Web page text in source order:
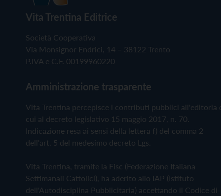
Vita Trentina Editrice
Società Cooperativa
Via Monsignor Endrici, 14 – 38122 Trento
P.IVA e C.F. 00199960220
Amministrazione trasparente
Vita Trentina percepisce i contributi pubblici all'editoria
cui al decreto legislativo 15 maggio 2017, n. 70.
Indicazione resa ai sensi della lettera f) del comma 2
dell'art. 5 del medesimo decreto Lgs.
Vita Trentina, tramite la Fisc (Federazione Italiana
Settimanali Cattolici), ha aderito allo IAP (Istituto
dell'Autodisciplina Pubblicitaria) accettando il Codice di